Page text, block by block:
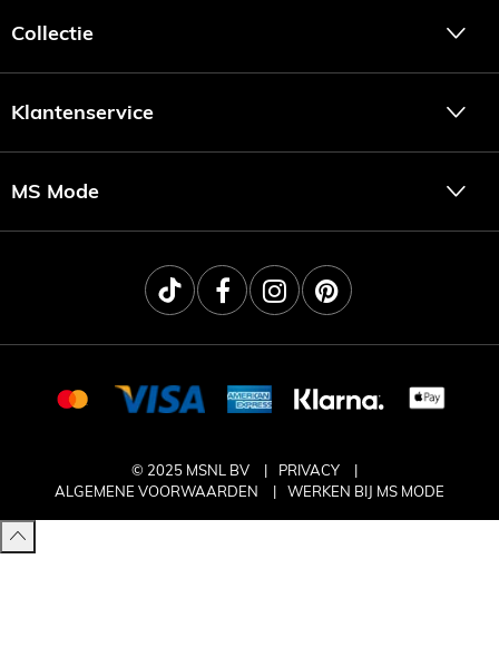
Collectie
Klantenservice
MS Mode
© 2025 MSNL BV
PRIVACY
ALGEMENE VOORWAARDEN
WERKEN BIJ MS MODE